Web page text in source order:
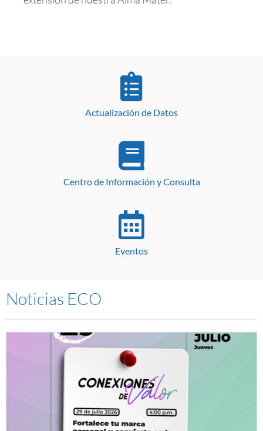
Actualización de Datos
Centro de Información y Consulta
Eventos
Noticias ECO